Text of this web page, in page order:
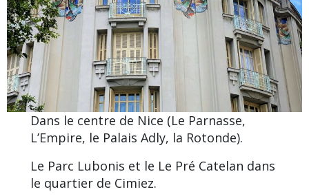
Dans le centre de Nice (Le Parnasse,
L’Empire, le Palais Adly, la Rotonde).
Le Parc Lubonis et le Le Pré Catelan dans
le quartier de Cimiez.